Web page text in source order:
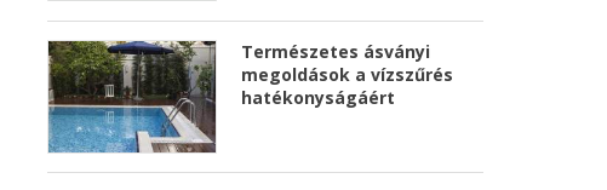
Természetes ásványi
megoldások a vízszűrés
hatékonyságáért